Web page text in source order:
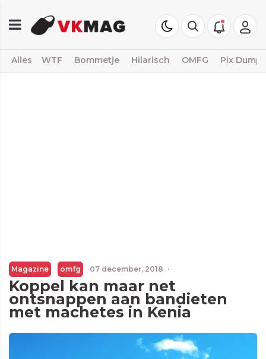
Alles WTF Bommetje Hilarisch OMFG Pix Dump
Magazine omfg 07 december, 2018 ·
Koppel kan maar net
ontsnappen aan bandieten
met machetes in Kenia